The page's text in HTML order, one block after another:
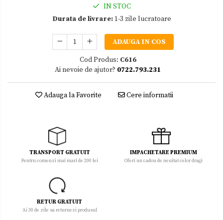
IN STOC
Durata de livrare:1-3 zile lucratoare
ADAUGA IN COS
Cod Produs: C616
Ai nevoie de ajutor? 0722.793.231
Adauga la Favorite Cere informatii
TRANSPORT GRATUIT
Pentru comenzi mai mari de 200 lei
IMPACHETARE PREMIUM
Oferi un cadou de neuitat celor dragi
RETUR GRATUIT
Ai 30 de zile sa returnezi produsul